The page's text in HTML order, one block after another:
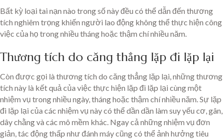
Bất kỳ loại tai nạn nào trong số này đều có thể dẫn đến thương
tích nghiêm trọng khiến người lao động không thể thực hiện công
việc của họ trong nhiều tháng hoặc thậm chí nhiều năm.
Thương tích do căng thẳng lặp đi lặp lại
Còn được gọi là thương tích do căng thẳng lặp lại, những thương
tích này là kết quả của việc thực hiện lặp đi lặp lại cùng một
nhiệm vụ trong nhiều ngày, tháng hoặc thậm chí nhiều năm. Sự lặp
đi lặp lại của các nhiệm vụ này có thể dần dần làm suy yếu cơ, gân,
dây chằng và các mô mềm khác. Ngay cả những nhiệm vụ đơn
giản, tác động thấp như đánh máy cũng có thể ảnh hưởng tiêu